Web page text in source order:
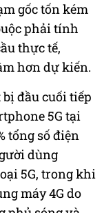
gốc tốn kém
phải tính
thực tế,
hơn dự kiến.
đầu cuối tiếp
5G tại
tổng số điện
dùng
5G, trong khi
máy 4G do